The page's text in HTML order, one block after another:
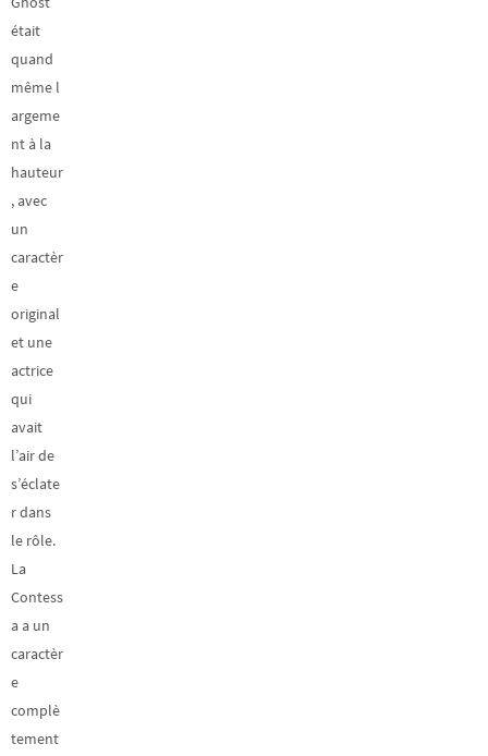
était
quand
même l
argeme
nt à la
hauteur
, avec
un
caractèr
e
original
et une
actrice
qui
avait
l’air de
s’éclate
r dans
le rôle.
La
Contess
a a un
caractèr
e
complè
tement